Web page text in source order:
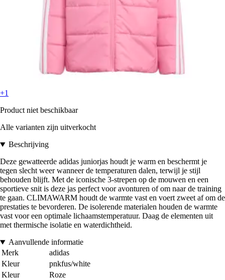
+1
Product niet beschikbaar
Alle varianten zijn uitverkocht
Beschrijving
Deze gewatteerde adidas juniorjas houdt je warm en beschermt je
tegen slecht weer wanneer de temperaturen dalen, terwijl je stijl
behouden blijft. Met de iconische 3-strepen op de mouwen en een
sportieve snit is deze jas perfect voor avonturen of om naar de training
te gaan. CLIMAWARM houdt de warmte vast en voert zweet af om de
prestaties te bevorderen. De isolerende materialen houden de warmte
vast voor een optimale lichaamstemperatuur. Daag de elementen uit
met thermische isolatie en waterdichtheid.
Aanvullende informatie
Merk
adidas
Kleur
pnkfus/white
Kleur
Roze